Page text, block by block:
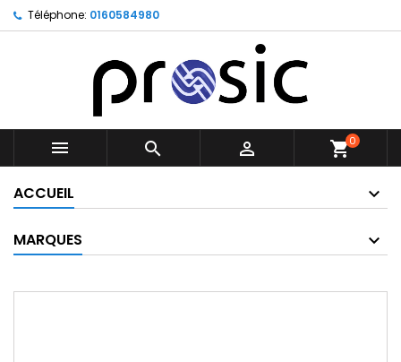
Téléphone: 0160584980
   shopping_cart0
ACCUEIL
MARQUES